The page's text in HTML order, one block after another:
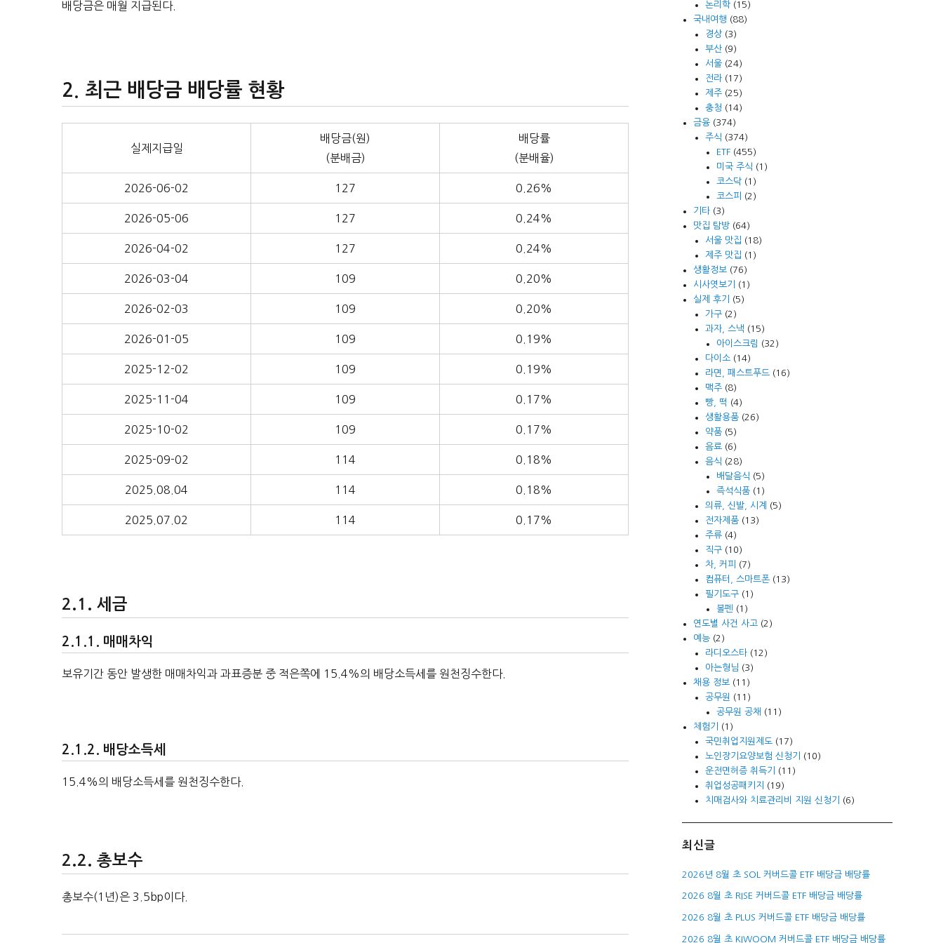
배당금은 매월 지급된다.
최근 배당금 배당률 현황
실제지급일
배당금(원)
(분배금)
배당률
(분배율)
2026-06-02 127 0.26%
2026-05-06 127 0.24%
2026-04-02 127 0.24%
2026-03-04 109 0.20%
2026-02-03 109 0.20%
2026-01-05 109 0.19%
2025-12-02 109 0.19%
2025-11-04 109 0.17%
2025-10-02 109 0.17%
2025-09-02 114 0.18%
2025.08.04 114 0.18%
2025.07.02 114 0.17%
세금
매매차익
보유기간 동안 발생한 매매차익과 과표증분 중 적은쪽에 15.4%의 배당소득세를 원천징수한다.
배당소득세
15.4%의 배당소득세를 원천징수한다.
총보수
총보수(1년)은 3.5bp이다.
논리학(15)
국내여행 (88)
경상(3)
부산(9)
서울(24)
전라(17)
제주(25)
충청 (14)
금융 (374)
주식 (374)
ETF(455)
미국 주식 (1)
코스닥(1)
코스피
(2)
기타 (3)
맛집 탐방 (64)
서울 맛집 (18)
제주 맛집 (1)
생활정보 (76)
시사엿보기
(1)
실제 후기
(5)
가구(2)
과자, 스낵 (15)
아이스크림 (32)
다이소(14)
라면, 패스트푸드(16)
맥주(8)
빵, 떡 (4)
생활용품(26)
약품(5)
음료(6)
음식 (28)
배달음식 (5)
즉석식품(1)
의류, 신발, 시계
(5)
전자제품(13)
주류(4)
직구(10)
차, 커피
(7)
컴퓨터, 스마트폰(13)
필기도구(1)
볼펜 (1)
연도별 사건 사고 (2)
예능 (2)
라디오스타(12)
아는형님 (3)
채용 정보 (11)
공무원
(11)
공무원 공채 (11)
체험기
(1)
국민취업지원제도(17)
노인장기요양보험 신청기
(10)
운전면허증 취득기
(11)
취업성공패키지
(19)
치매검사와 치료관리비 지원 신청기
(6)
최신글
2026년 8월 초 SOL 커버드콜 ETF 배당금 배당률
2026 8월 초 RISE 커버드콜 ETF 배당금 배당률
2026 8월 초 PLUS 커버드콜 ETF 배당금 배당률
2026 8월 초 KIWOOM 커버드콜 ETF 배당금 배당률